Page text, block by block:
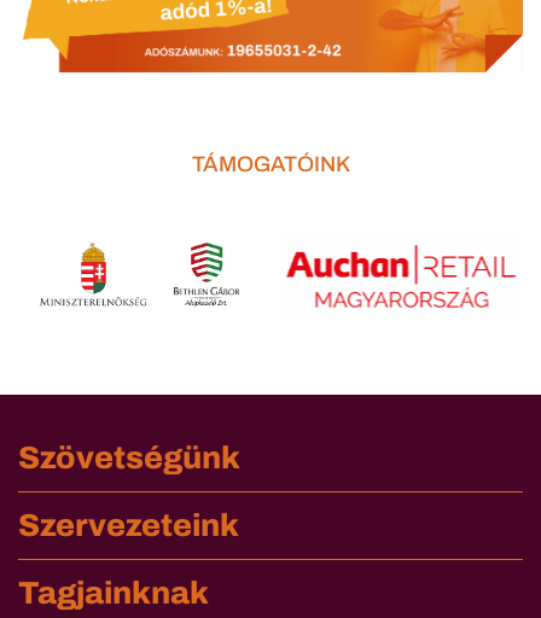
TÁMOGATÓINK
Szövetségünk
Szervezeteink
Tagjainknak